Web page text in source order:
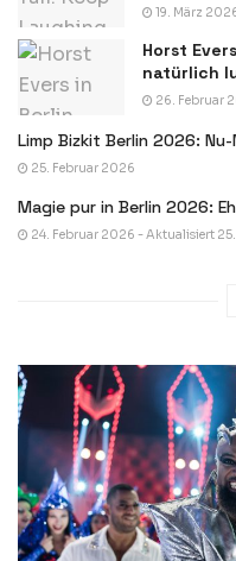
19. März
Horst
natürlich
26. Februar
Limp Bizkit Berlin 2026:
25. Februar 2026
Magie pur in Berlin 2026:
24. Februar 2026 - Aktualisiert